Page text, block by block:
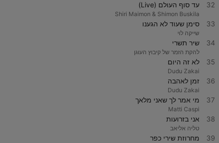
32 עד סוף העולם (Live)
Shiri Maimon & Shimon Buskila
33 סימן שעוד לא הגענו
שייקה לוי
34 שיר תשרי
להקת הזמר של קיבוץ העוגן
35 לא זה היום
Dudu Zakai
36 זמן לאהבה
Dudu Zakai
37 מי אמר לך שאני מלאך
Matti Caspi
38 אני בזרועות
טליה אליאב
39 מחרוזת שירי כפר